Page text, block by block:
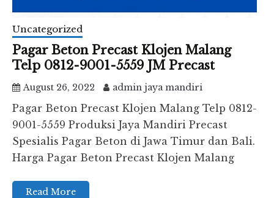
Uncategorized
Pagar Beton Precast Klojen Malang
Telp 0812-9001-5559 JM Precast
August 26, 2022 admin jaya mandiri
Pagar Beton Precast Klojen Malang Telp 0812-
9001-5559 Produksi Jaya Mandiri Precast
Spesialis Pagar Beton di Jawa Timur dan Bali.
Harga Pagar Beton Precast Klojen Malang
Read More